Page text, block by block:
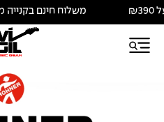
משלוח חינם בקנייה מעל ₪390